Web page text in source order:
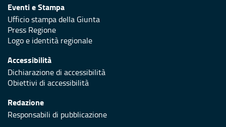
Eventi e Stampa
Ufficio stampa della Giunta
Press Regione
Logo e identità regionale
Accessibilità
Dichiarazione di accessibilità
Obiettivi di accessibilità
Redazione
Responsabili di pubblicazione